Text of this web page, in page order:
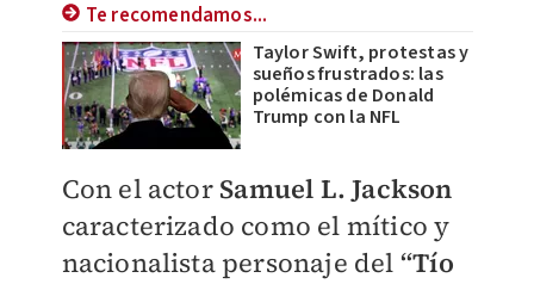
Te recomendamos...
Taylor Swift, protestas y
sueños frustrados: las
polémicas de Donald
Trump con la NFL
Con el actorSamuel L. Jackson
caracterizado como el mítico y
nacionalista personaje del “Tío